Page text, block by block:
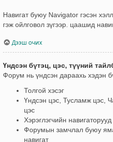
Навигат буюу Navigator гэсэн
гэж ойлговол зүгээр. цаашид
Дээш очих
Үндсэн бүтэц, цэс, түүний
Форум нь үндсэн дараахь хэдэн
Толгой хэсэг
Үндсэн цэс, Тусламж цэс,
цэс
Хэрэглэгчийн навигаторууд
Форумын замчлал буюу
навигат